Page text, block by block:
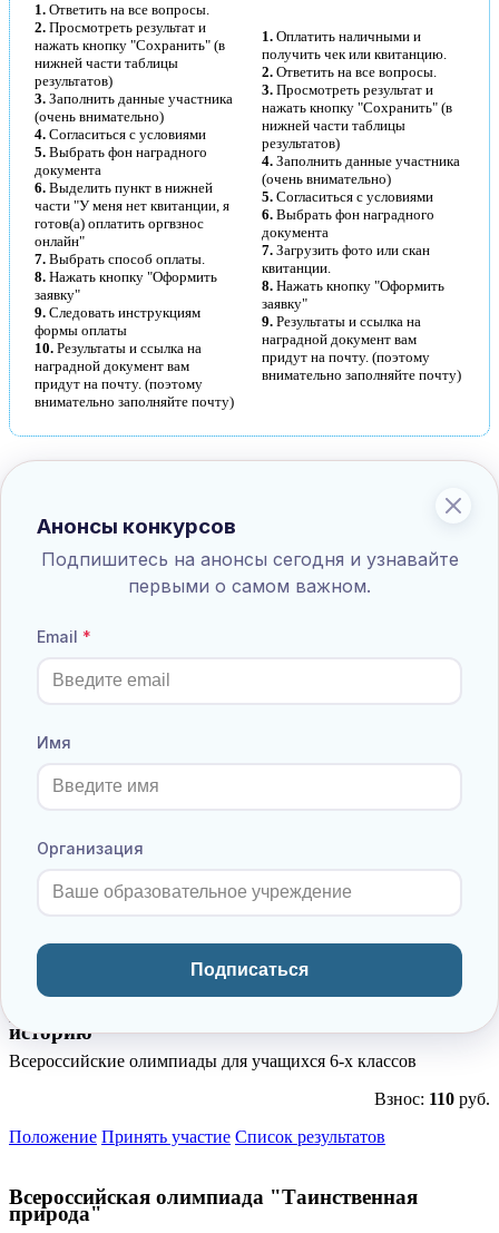
1. Ответить на все вопросы.
2. Просмотреть результат и
нажать кнопку "Сохранить" (в
нижней части таблицы
результатов)
3. Заполнить данные участника
(очень внимательно)
4. Согласиться с условиями
5. Выбрать фон наградного
документа
6. Выделить пункт в нижней
части "У меня нет квитанции, я
готов(а) оплатить оргвзнос
онлайн"
7. Выбрать способ оплаты.
8. Нажать кнопку "Оформить
заявку"
9. Следовать инструкциям
формы оплаты
10. Результаты и ссылка на
наградной документ вам
придут на почту. (поэтому
внимательно заполняйте почту)
1. Оплатить наличными и
получить чек или квитанцию.
2. Ответить на все вопросы.
3. Просмотреть результат и
нажать кнопку "Сохранить" (в
нижней части таблицы
результатов)
4. Заполнить данные участника
(очень внимательно)
5. Согласиться с условиями
6. Выбрать фон наградного
документа
7. Загрузить фото или скан
квитанции.
8. Нажать кнопку "Оформить
заявку"
9. Результаты и ссылка на
наградной документ вам
придут на почту. (поэтому
внимательно заполняйте почту)
Всероссийские олимпиады для учащихся 6-х классов
Взнос:110руб.
Всероссийская олимпиада "Чтение и кругозор"
Положение
общество и обществознание"
Положение
Всероссийская олимпиада "Путешествие в
историю"
Всероссийские олимпиады для учащихся 6-х классов
Взнос: 110 руб.
Положение Принять участие Список результатов
Всероссийская олимпиада "Таинственная
природа"
Анонсы конкурсов
Подпишитесь на анонсы сегодня и узнавайте
первыми о самом важном.
Email
Имя
Организация
Подписаться